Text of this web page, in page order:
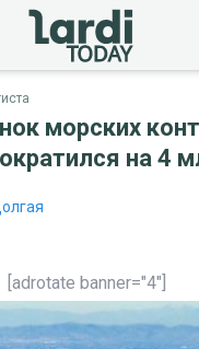
морских
на 4
[adrotate banner="4"]